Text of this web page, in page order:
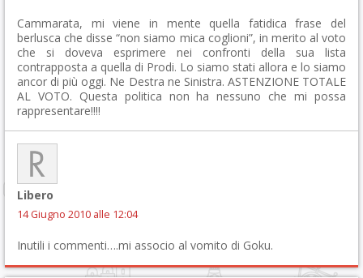
Cammarata, mi viene in mente quella fatidica frase del
berlusca che disse “non siamo mica coglioni”, in merito al voto
che si doveva esprimere nei confronti della sua lista
contrapposta a quella di Prodi. Lo siamo stati allora e lo siamo
ancor di più oggi. Ne Destra ne Sinistra. ASTENZIONE TOTALE
AL VOTO. Questa politica non ha nessuno che mi possa
rappresentare!!!!
Libero
14 Giugno 2010 alle 12:04
Inutili i commenti….mi associo al vomito di Goku.